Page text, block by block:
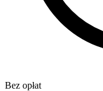
Bez opłat